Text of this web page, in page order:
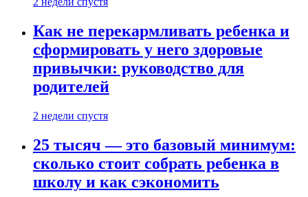
Как не перекармливать ребенка и
сформировать у него здоровые
привычки: руководство для
родителей
2 недели спустя
25 тысяч — это базовый минимум:
сколько стоит собрать ребенка в
школу и как сэкономить